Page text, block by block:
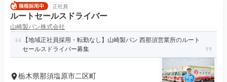
正社員
ルートセールスドライバー
山崎製パン株式会社
【地域正社員採用・転勤なし】山崎製パン 西那須営業所のルート
セールスドライバー募集
栃木県那須塩原市二区町